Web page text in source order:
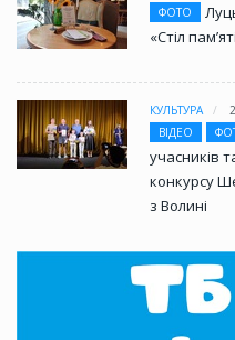
ФОТО
«Стіл
КУЛЬТУРА
ВІДЕО
учасників
конкурсу
з Волині